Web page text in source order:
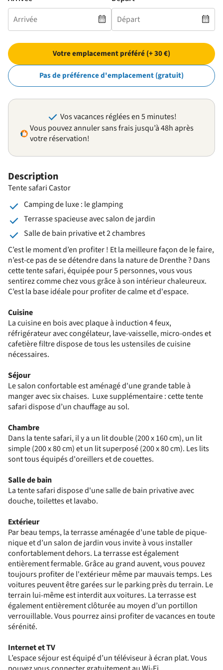
Description
Tente safari Castor
Camping de luxe : le glamping
Terrasse spacieuse avec salon de jardin
Salle de bain privative et 2 chambres
C’est le moment d’en profiter ! Et la meilleure façon de le faire,
n’est-ce pas de se détendre dans la nature de Drenthe ? Dans
cette tente safari, équipée pour 5 personnes, vous vous
sentirez comme chez vous grâce à son intérieur chaleureux.
C’est la base idéale pour profiter de calme et d'espace.
Cuisine
La cuisine en bois avec plaque à induction 4 feux,
réfrigérateur avec congélateur, lave-vaisselle, micro-ondes et
cafetière filtre dispose de tous les ustensiles de cuisine
nécessaires.
Séjour
Le salon confortable est aménagé d'une grande table à
manger avec six chaises. Luxe supplémentaire : cette tente
safari dispose d’un chauffage au sol.
Chambre
Dans la tente safari, il y a un lit double (200 x 160 cm), un lit
simple (200 x 80 cm) et un lit superposé (200 x 80 cm). Les lits
sont tous équipés d'oreillers et de couettes.
Salle de bain
La tente safari dispose d'une salle de bain privative avec
douche, toilettes et lavabo.
Extérieur
Par beau temps, la terrasse aménagée d’une table de pique-
nique et d’un salon de jardin vous invite à vous installer
confortablement dehors. La terrasse est également
entièrement fermable. Grâce au grand auvent, vous pouvez
toujours profiter de l'extérieur même par mauvais temps. Les
voitures peuvent être garées sur le parking près du terrain. Le
terrain lui-même est interdit aux voitures. La terrasse est
également entièrement clôturée au moyen d’un portillon
verrouillable. Vous pourrez ainsi profiter de vacances en toute
sérénité.
Internet et TV
L’espace séjour est équipé d’un téléviseur à écran plat. Vous
Votre emplacement préféré (+ 30 €)
Pas de préférence d'emplacement (gratuit)
Vos vacances réglées en 5 minutes!
Vous pouvez annuler sans frais jusqu’à 48h après
votre réservation!